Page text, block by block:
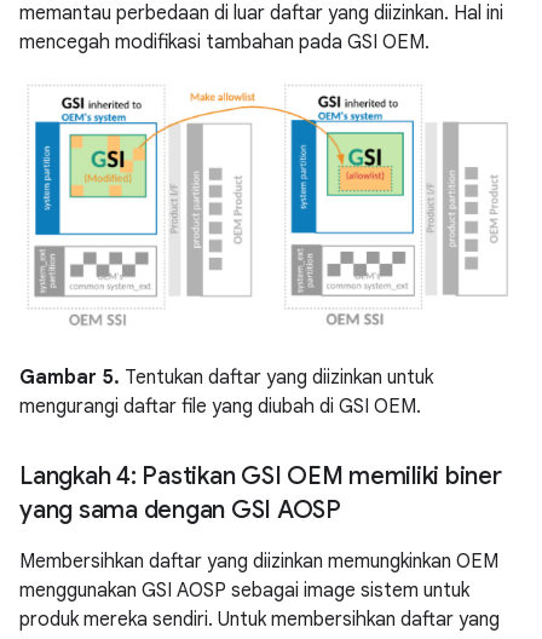
memantau perbedaan di luar daftar yang diizinkan. Hal ini
mencegah modifikasi tambahan pada GSI OEM.
Gambar 5. Tentukan daftar yang diizinkan untuk
mengurangi daftar file yang diubah di GSI OEM.
Langkah 4: Pastikan GSI OEM memiliki biner
yang sama dengan GSI AOSP
Membersihkan daftar yang diizinkan memungkinkan OEM
menggunakan GSI AOSP sebagai image sistem untuk
produk mereka sendiri. Untuk membersihkan daftar yang